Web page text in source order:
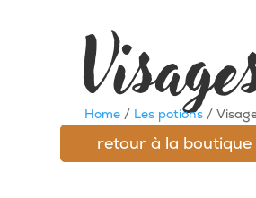
Home / Les potions /
retour à la boutique